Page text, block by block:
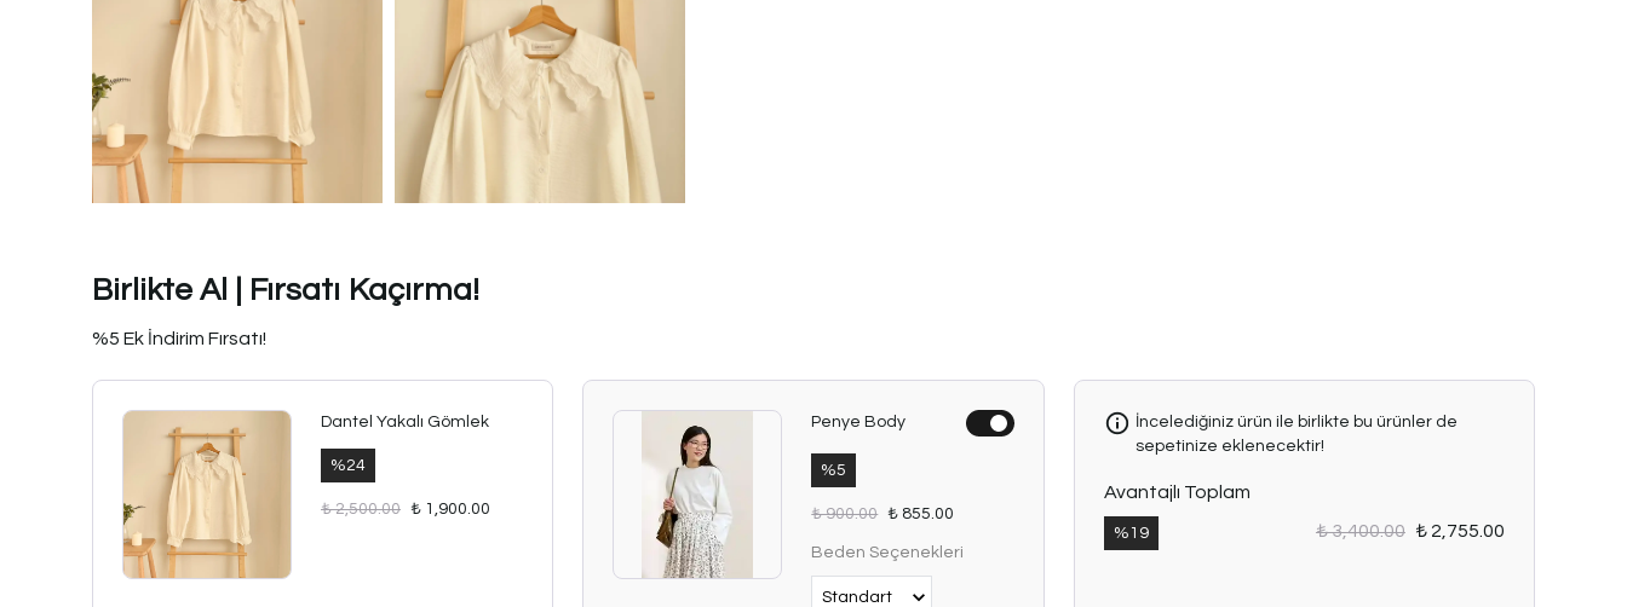
Birlikte Al | Fırsatı Kaçırma!
%5 Ek İndirim Fırsatı!
Dantel Yakalı Gömlek
%24
₺ 2,500.00 ₺ 1,900.00
Penye Body
%5
₺ 900.00 ₺ 855.00
Beden Seçenekleri
İncelediğiniz ürün ile birlikte bu ürünler de
sepetinize eklenecektir!
Avantajlı Toplam
% 19 ₺ 3,400.00 ₺ 2,755.00